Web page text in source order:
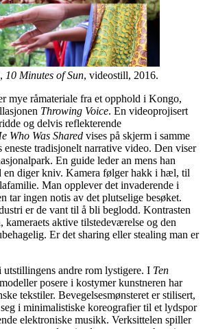
10 Minutes of Sun, videostill, 2016.
mye råmateriale fra et opphold i Kongo,
Throwing Voice. En videoprojisert
og delvis reflekterende
Who Was Shared vises på skjerm i samme
tradisjonelt narrative video. Den viser
En guide leder an mens han
en diger kniv. Kamera følger hakk i hæl, til
Man opplever det invaderende i
tar ingen notis av det plutselige besøket.
er de vant til å bli beglodd. Kontrasten
kameraets aktive tilstedeværelse og den
Er det sharing eller stealing man er
utstillingens andre rom lystigere. I Ten
posere i kostymer kunstneren har
tekstiler. Bevegelsesmønsteret er stilisert,
i minimalistiske koreografier til et lydspor
elektroniske musikk. Verksittelen spiller